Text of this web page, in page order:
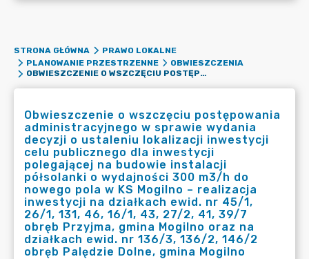
STRONA GŁÓWNA
PRAWO LOKALNE
PLANOWANIE PRZESTRZENNE
OBWIESZCZENIA
OBWIESZCZENIE O WSZCZĘCIU POSTĘPOWANIA ADMINISTRACYJNEGO W SPRAWIE WYDANIA DECYZJI O USTALENIU LOKALIZACJI INWESTYCJI CELU PUBLICZNEGO DLA INWESTYCJI POLEGAJĄCEJ NA BUDOWIE INSTALACJI PÓŁSOLANKI O WYDAJNOŚCI 300 M3/H DO NOWEGO POLA W KS MOGILNO – REALIZACJA INWESTYCJI NA DZIAŁKACH EWID. NR 45/1, 26/1, 131, 46, 16/1, 43, 27/2, 41, 39/7 OBRĘB PRZYJMA, GMINA MOGILNO ORAZ NA DZIAŁKACH EWID. NR 136/3, 136/2, 146/2 OBRĘB PALĘDZIE DOLNE, GMINA MOGILNO
Obwieszczenie o wszczęciu postępowania
administracyjnego w sprawie wydania
decyzji o ustaleniu lokalizacji inwestycji
celu publicznego dla inwestycji
polegającej na budowie instalacji
półsolanki o wydajności 300 m3/h do
nowego pola w KS Mogilno – realizacja
inwestycji na działkach ewid. nr 45/1,
26/1, 131, 46, 16/1, 43, 27/2, 41, 39/7
obręb Przyjma, gmina Mogilno oraz na
działkach ewid. nr 136/3, 136/2, 146/2
obręb Palędzie Dolne, gmina Mogilno